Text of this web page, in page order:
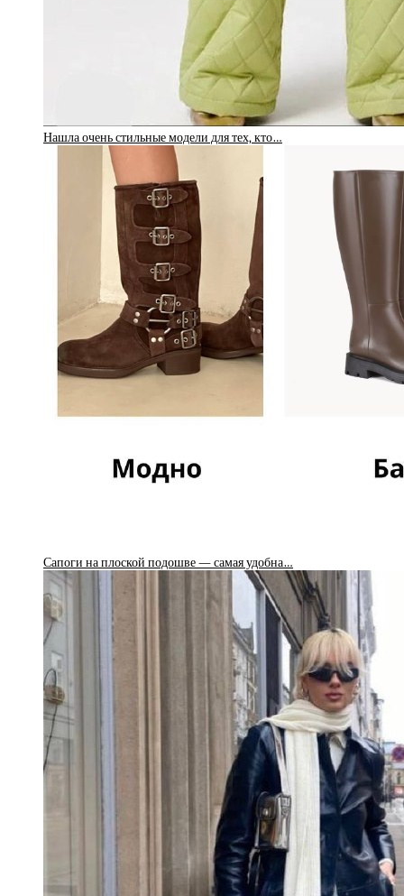
Нашла очень стильные модели для тех, кто…
Сапоги на плоской подошве — самая удобна…